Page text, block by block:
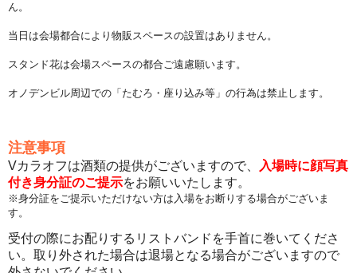
ん。
当日は会場都合により物販スペースの設置はありません。
スタンド花は会場スペースの都合ご遠慮願います。
オノデンビル周辺での「たむろ・座り込み等」の行為は禁止します。
注意事項
Vカラオフは酒類の提供がございますので、
入場時に顔写真
付き身分証のご提示をお願いいたします。
※身分証をご提示いただけない方は入場をお断りする場合がございま
す。
受付の際にお配りするリストバンドを手首に巻いてくださ
い。取り外された場合は退場となる場合がございますので